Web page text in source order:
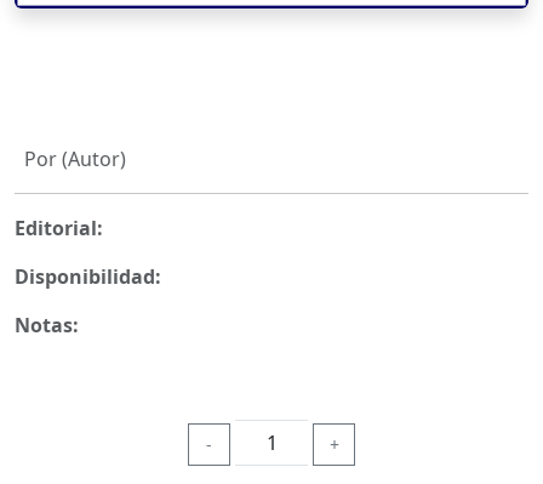
Por (Autor)
Editorial:
Disponibilidad:
Notas:
- +